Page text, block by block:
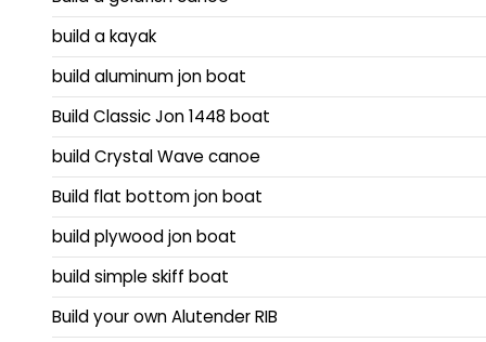
build a kayak
build aluminum jon boat
Build Classic Jon 1448 boat
build Crystal Wave canoe
Build flat bottom jon boat
build plywood jon boat
build simple skiff boat
Build your own Alutender RIB